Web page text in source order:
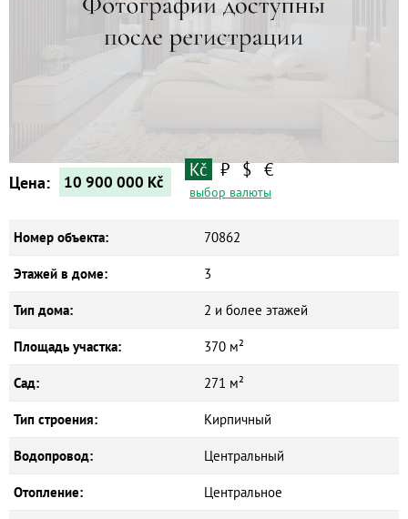
Квартиры
Цена: 10 900 000 Kč
Kč ₽ $ €
выбор валюты
Номер объекта: 70862
Этажей в доме: 3
Тип дома: 2 и более этажей
Площадь участка: 370 м²
Сад: 271 м²
Тип строения: Кирпичный
Водопровод: Центральный
Отопление: Центральное